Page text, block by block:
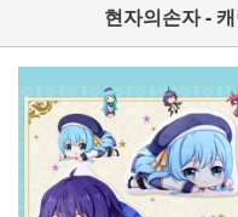
현자의손자 -